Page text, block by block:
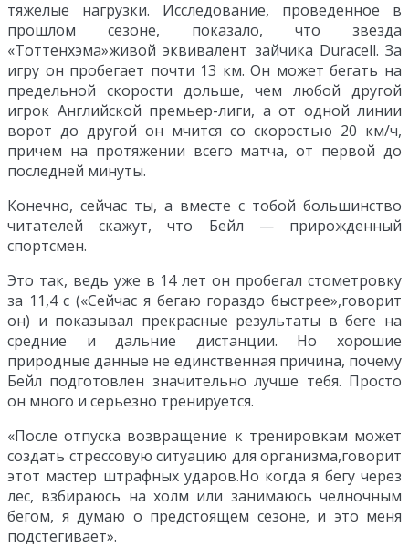
тяжелые нагрузки. Исследование, проведенное в
прошлом сезоне, показало, что звезда
«Тоттенхэма»живой эквивалент зайчика Duracell. За
игру он пробегает почти 13 км. Он может бегать на
предельной скорости дольше, чем любой другой
игрок Английской премьер-лиги, а от одной линии
ворот до другой он мчится со скоростью 20 км/ч,
причем на протяжении всего матча, от первой до
последней минуты.
Конечно, сейчас ты, а вместе с тобой большинство
читателей скажут, что Бейл — прирожденный
спортсмен.
Это так, ведь уже в 14 лет он пробегал стометровку
за 11,4 с («Сейчас я бегаю гораздо быстрее»,говорит
он) и показывал прекрасные результаты в беге на
средние и дальние дистанции. Но хорошие
природные данные не единственная причина, почему
Бейл подготовлен значительно лучше тебя. Просто
он много и серьезно тренируется.
«После отпуска возвращение к тренировкам может
создать стрессовую ситуацию для организма,говорит
этот мастер штрафных ударов.Но когда я бегу через
лес, взбираюсь на холм или занимаюсь челночным
бегом, я думаю о предстоящем сезоне, и это меня
подстегивает».